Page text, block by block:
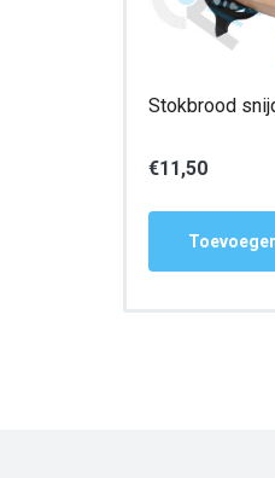
Stokbrood
€11,50